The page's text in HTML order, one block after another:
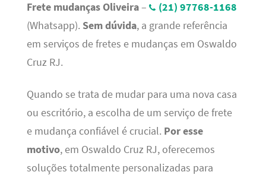
Frete mudanças Oliveira–
(21) 97768-1168
(Whatsapp). Sem dúvida, a grande referência
em serviços de fretes e mudanças em Oswaldo
Cruz RJ.
Quando se trata de mudar para uma nova casa
ou escritório, a escolha de um serviço de frete
e mudança confiável é crucial. Por esse
motivo, em Oswaldo Cruz RJ, oferecemos
soluções totalmente personalizadas para